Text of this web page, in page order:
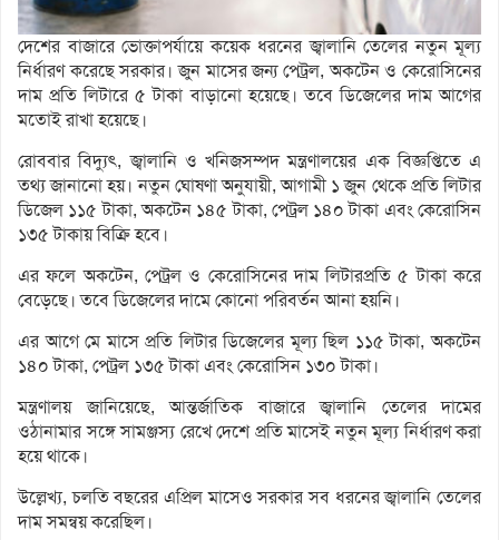
দেশের বাজারে ভোক্তাপর্যায়ে কয়েক ধরনের জ্বালানি তেলের নতুন মূল্য
নির্ধারণ করেছে সরকার। জুন মাসের জন্য পেট্রল, অকটেন ও কেরোসিনের
দাম প্রতি লিটারে ৫ টাকা বাড়ানো হয়েছে। তবে ডিজেলের দাম আগের
মতোই রাখা হয়েছে।
রোববার বিদ্যুৎ, জ্বালানি ও খনিজসম্পদ মন্ত্রণালয়ের এক বিজ্ঞপ্তিতে এ
তথ্য জানানো হয়। নতুন ঘোষণা অনুযায়ী, আগামী ১ জুন থেকে প্রতি লিটার
ডিজেল ১১৫ টাকা, অকটেন ১৪৫ টাকা, পেট্রল ১৪০ টাকা এবং কেরোসিন
১৩৫ টাকায় বিক্রি হবে।
এর ফলে অকটেন, পেট্রল ও কেরোসিনের দাম লিটারপ্রতি ৫ টাকা করে
বেড়েছে। তবে ডিজেলের দামে কোনো পরিবর্তন আনা হয়নি।
এর আগে মে মাসে প্রতি লিটার ডিজেলের মূল্য ছিল ১১৫ টাকা, অকটেন
১৪০ টাকা, পেট্রল ১৩৫ টাকা এবং কেরোসিন ১৩০ টাকা।
মন্ত্রণালয় জানিয়েছে, আন্তর্জাতিক বাজারে জ্বালানি তেলের দামের
ওঠানামার সঙ্গে সামঞ্জস্য রেখে দেশে প্রতি মাসেই নতুন মূল্য নির্ধারণ করা
হয়ে থাকে।
উল্লেখ্য, চলতি বছরের এপ্রিল মাসেও সরকার সব ধরনের জ্বালানি তেলের
দাম সমন্বয় করেছিল।